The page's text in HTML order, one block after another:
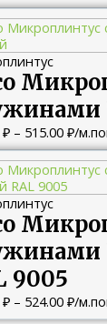
₽ – 515.00 ₽
цен:
/
9005
₽ – 524.00 ₽
цен:
/